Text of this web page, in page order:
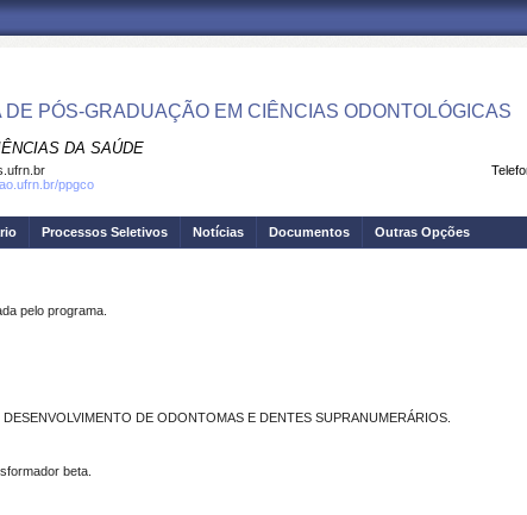
DE PÓS-GRADUAÇÃO EM CIÊNCIAS ODONTOLÓGICAS
DA SAÚDE
ppgco
Processos Seletivos Notícias Documentos Outras Opções
pelo programa.
DE ODONTOMAS E DENTES SUPRANUMERÁRIOS.
beta.